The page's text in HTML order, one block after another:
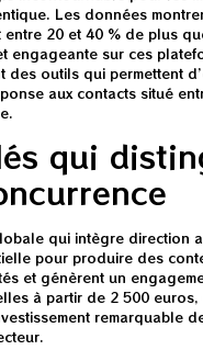
Les données
20 et 40 % de plus
engageante sur ces
outils qui permettent
aux contacts situé
qui
qui intègre direction
pour produire des
et génèrent un
à partir de 2 500 euros,
remarquable